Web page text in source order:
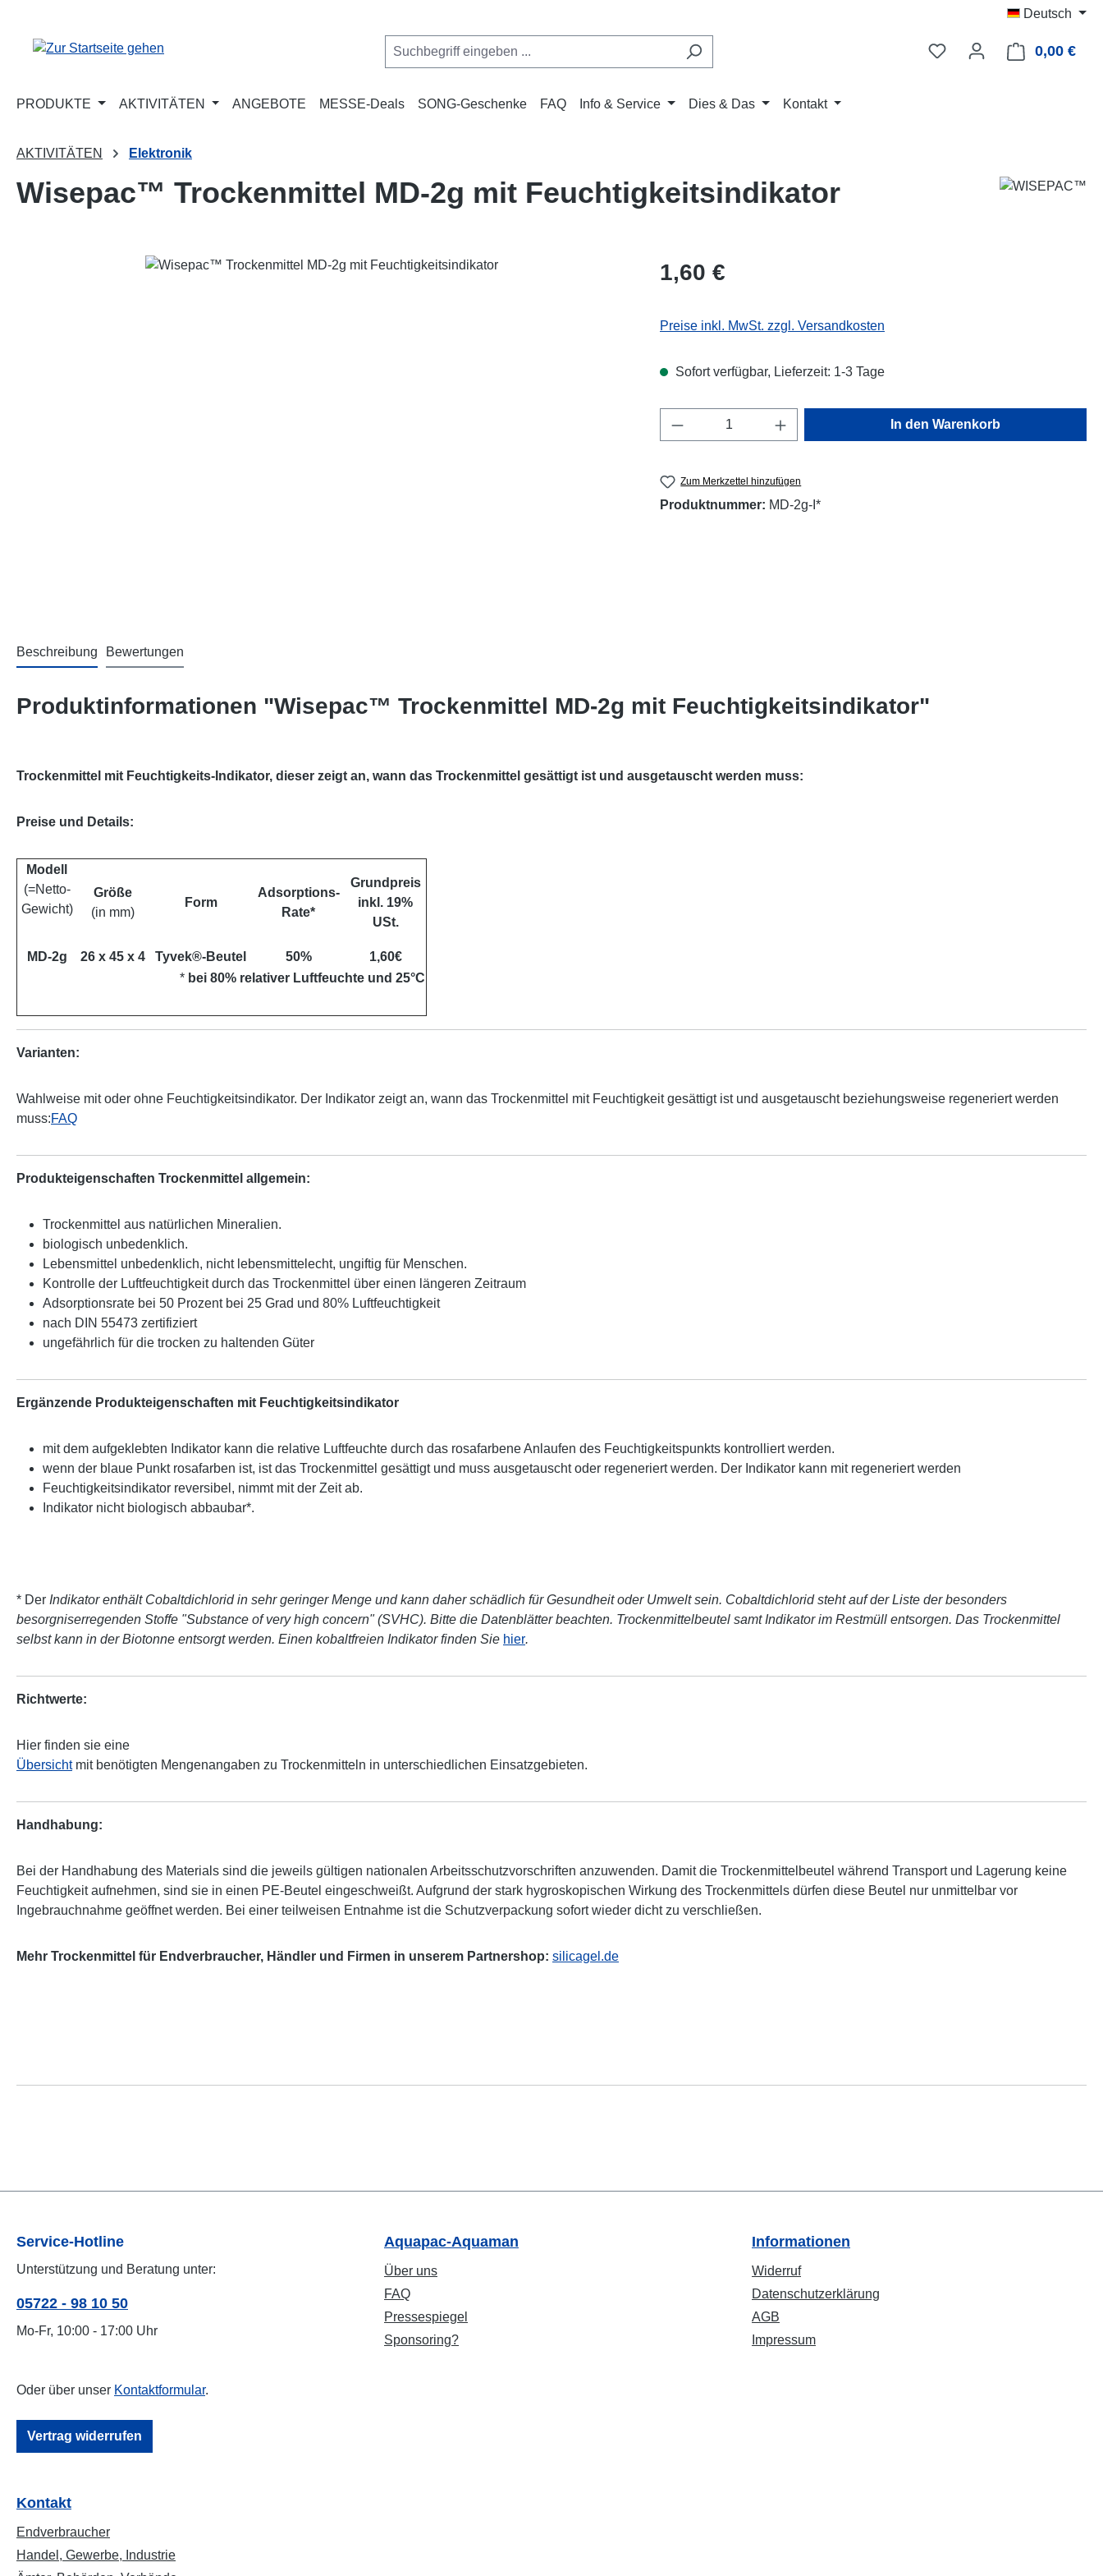
Deutsch
0,00 €
PRODUKTE AKTIVITÄTEN ANGEBOTE MESSE-Deals SONG-Geschenke FAQ Info & Service Dies & Das Kontakt
AKTIVITÄTEN Elektronik
Wisepac™ Trockenmittel MD-2g mit Feuchtigkeitsindikator
Bildergalerie überspringen Regulärer Preis:
1,60 €
Preise inkl. MwSt. zzgl. Versandkosten
Sofort verfügbar, Lieferzeit: 1-3 Tage
Produkt Anzahl: Gib den gewünschten Wert ein
In den Warenkorb
Zum Merkzettel hinzufügen
Produktnummer: MD-2g-I*
Beschreibung Bewertungen
Produktinformationen "Wisepac™ Trockenmittel MD-2g mit Feuchtigkeitsindikator"
Trockenmittel mit Feuchtigkeits-Indikator, dieser zeigt an, wann das Trockenmittel gesättigt ist und ausgetauscht werden muss:
Preise und Details:
Modell
(=Netto-
Gewicht)
Größe
(in mm)
Form
Adsorptions-
Rate*
Grundpreis
inkl. 19%
USt.
MD-2g 26 x 45 x 4 Tyvek®-Beutel 50%
1,60€
* bei 80% relativer Luftfeuchte und 25°C
Varianten:
Wahlweise mit oder ohne Feuchtigkeitsindikator. Der Indikator zeigt an, wann das Trockenmittel mit Feuchtigkeit gesättigt ist und ausgetauscht beziehungsweise regeneriert werden
muss:FAQ
Produkteigenschaften Trockenmittel allgemein:
Trockenmittel aus natürlichen Mineralien.
biologisch unbedenklich.
Lebensmittel unbedenklich, nicht lebensmittelecht, ungiftig für Menschen.
Kontrolle der Luftfeuchtigkeit durch das Trockenmittel über einen längeren Zeitraum
Adsorptionsrate bei 50 Prozent bei 25 Grad und 80% Luftfeuchtigkeit
nach DIN 55473 zertifiziert
ungefährlich für die trocken zu haltenden Güter
Ergänzende Produkteigenschaften mit Feuchtigkeitsindikator
mit dem aufgeklebten Indikator kann die relative Luftfeuchte durch das rosafarbene Anlaufen des Feuchtigkeitspunkts kontrolliert werden.
wenn der blaue Punkt rosafarben ist, ist das Trockenmittel gesättigt und muss ausgetauscht oder regeneriert werden. Der Indikator kann mit regeneriert werden
Feuchtigkeitsindikator reversibel, nimmt mit der Zeit ab.
Indikator nicht biologisch abbaubar*.
* Der Indikator enthält Cobaltdichlorid in sehr geringer Menge und kann daher schädlich für Gesundheit oder Umwelt sein. Cobaltdichlorid steht auf der Liste der besonders
besorgniserregenden Stoffe "Substance of very high concern" (SVHC). Bitte die Datenblätter beachten. Trockenmittelbeutel samt Indikator im Restmüll entsorgen. Das Trockenmittel
selbst kann in der Biotonne entsorgt werden. Einen kobaltfreien Indikator finden Sie hier.
Richtwerte:
Hier finden sie eine
Übersichtmit benötigten Mengenangaben zu Trockenmitteln in unterschiedlichen Einsatzgebieten.
Handhabung:
Bei der Handhabung des Materials sind die jeweils gültigen nationalen Arbeitsschutzvorschriften anzuwenden. Damit die Trockenmittelbeutel während Transport und Lagerung keine
Feuchtigkeit aufnehmen, sind sie in einen PE-Beutel eingeschweißt. Aufgrund der stark hygroskopischen Wirkung des Trockenmittels dürfen diese Beutel nur unmittelbar vor
Ingebrauchnahme geöffnet werden. Bei einer teilweisen Entnahme ist die Schutzverpackung sofort wieder dicht zu verschließen.
Mehr Trockenmittel für Endverbraucher, Händler und Firmen in unserem Partnershop: silicagel.de
Service-Hotline
Unterstützung und Beratung unter:
05722 - 98 10 50
Mo-Fr, 10:00 - 17:00 Uhr
Oder über unser Kontaktformular.
Vertrag widerrufen
Aquapac-Aquaman
Über uns
FAQ
Pressespiegel
Sponsoring?
Informationen
Widerruf
Datenschutzerklärung
AGB
Impressum
Kontakt
Endverbraucher
Handel, Gewerbe, Industrie